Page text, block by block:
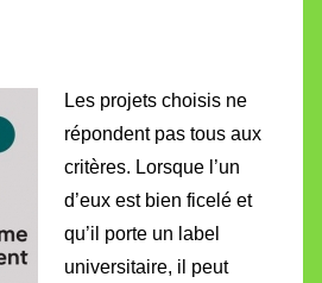
Les projets choisis ne
répondent pas tous aux
critères. Lorsque l’un
d’eux est bien ficelé et
qu’il porte un label
universitaire, il peut